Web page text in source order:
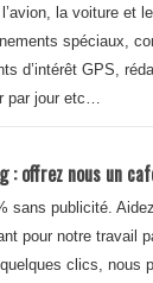
la voiture et
spéciaux,
d’intérêt GPS,
par jour etc…
: offrez nous un
sans publicité.
pour notre travail
clics, nous